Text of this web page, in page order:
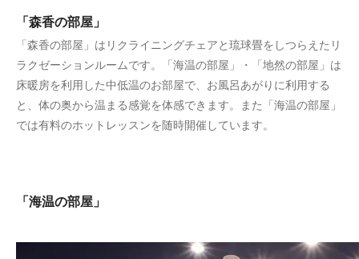
「森香の部屋」
「森香の部屋」はリクライニングチェアと琉球畳をしつらえたリ
ラクゼーションルームです。「海温の部屋」・「地然の部屋」は
床暖房を利用した中低温のお部屋で、お風呂あがりに利用する
と、体の奥から温まる感覚を体感できます。また「海温の部屋」
では有料のホットレッスンを随時開催しています。
「海温の部屋」